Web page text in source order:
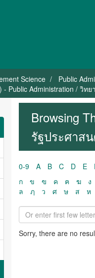
Science Public
- Public Administration / วิ
Browsing
รัฐประศาส
0-9 A B C D E
ก
ข ฃ ค ฅ ฆ ง
ล
ฦ ว ศ ษ ส ห
Sorry, there are no